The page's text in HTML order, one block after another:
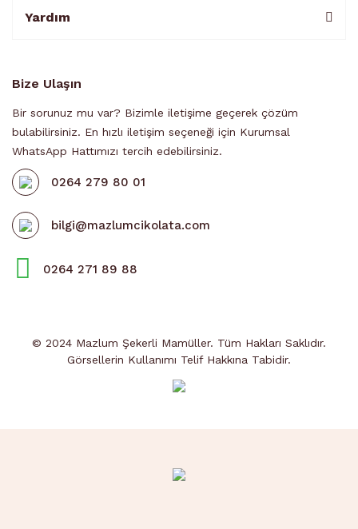
Yardım
Bize Ulaşın
Bir sorunuz mu var? Bizimle iletişime geçerek çözüm
bulabilirsiniz. En hızlı iletişim seçeneği için Kurumsal
WhatsApp Hattımızı tercih edebilirsiniz.
0264 279 80 01
bilgi@mazlumcikolata.com
0264 271 89 88
© 2024 Mazlum Şekerli Mamüller. Tüm Hakları Saklıdır.
Görsellerin Kullanımı Telif Hakkına Tabidir.